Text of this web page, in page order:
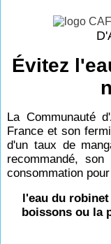
Évitez
La Communauté
France et son
d'un taux de
recommandé,
consommation
l'eau du
boissons ou la